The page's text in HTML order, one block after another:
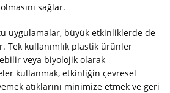
sağlar.
uygulamalar, büyük etkinliklerde de
Tek kullanımlık plastik ürünler
veya biyolojik olarak
kullanmak, etkinliğin çevresel
atıklarını minimize etmek ve geri